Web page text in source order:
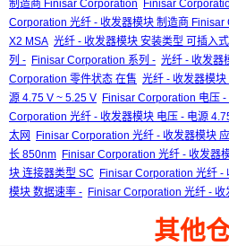
制造商 Finisar Corporation Finisar
Corporation 光纤 - 收发器模块 制造商 Finisar
X2 MSA 光纤 - 收发器模块 安装类型 可插入
列 - Finisar Corporation 系列 - 光纤 - 收发器
Corporation 零件状态 在售 光纤 - 收发器模
源 4.75 V ~ 5.25 V Finisar Corporation 电压
Corporation 光纤 - 收发器模块 电压 - 电源
太网
Finisar Corporation 光纤 - 收发器模块
长 850nm Finisar Corporation 光纤 - 收发器
块 连接器类型 SC
Finisar Corporation 光纤 -
模块 数据速率 - Finisar Corporation 光纤 -
其他